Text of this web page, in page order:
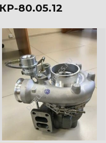
80.05.12